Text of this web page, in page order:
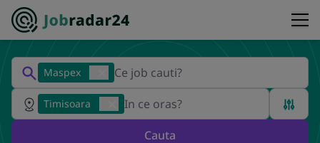
Maspex
Timisoara
Cauta